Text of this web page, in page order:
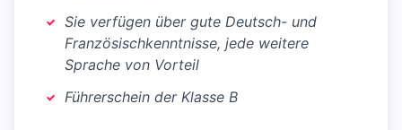
Sie verfügen über gute Deutsch- und
Französischkenntnisse, jede weitere
Sprache von Vorteil
Führerschein der Klasse B